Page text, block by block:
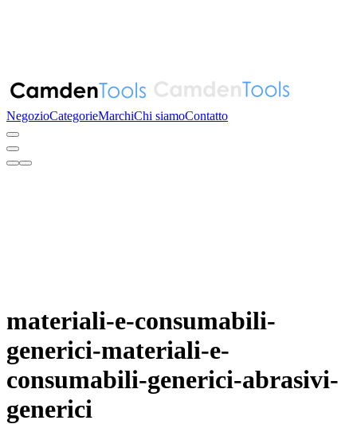
NegozioCategorieMarchiChi siamoContatto
materiali-e-consumabili-
generici-materiali-e-
consumabili-generici-abrasivi-
generici